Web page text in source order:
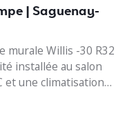
| Saguenay-
murale Willis -30 R32
installée au salon
et une climatisation